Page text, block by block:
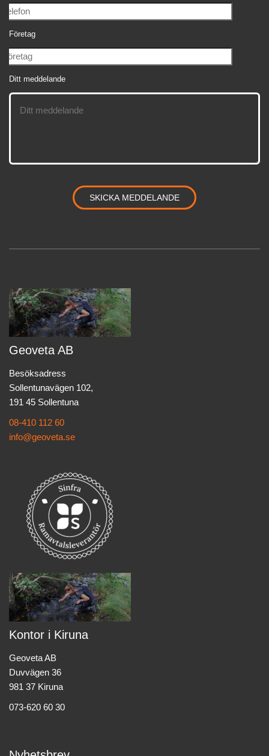
Företag
Ditt meddelande
Geoveta AB
Besöksadress
Sollentunavägen 102,
191 45 Sollentuna
08-410 112 60
info@geoveta.se
Kontor i Kiruna
Geoveta AB
Duvvägen 36
981 37 Kiruna
073-620 60 30